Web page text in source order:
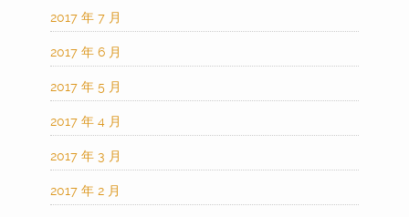
2017 年 7 月
2017 年 6 月
2017 年 5 月
2017 年 4 月
2017 年 3 月
2017 年 2 月